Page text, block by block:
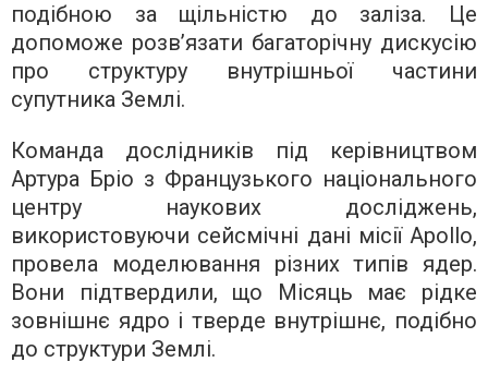
подібною за щільністю до заліза. Це
допоможе розв’язати багаторічну дискусію
про структуру внутрішньої частини
супутника Землі.
Команда дослідників під керівництвом
Артура Бріо з Французького національного
центру наукових досліджень,
використовуючи сейсмічні дані місії Apollo,
провела моделювання різних типів ядер.
Вони підтвердили, що Місяць має рідке
зовнішнє ядро і тверде внутрішнє, подібно
до структури Землі.